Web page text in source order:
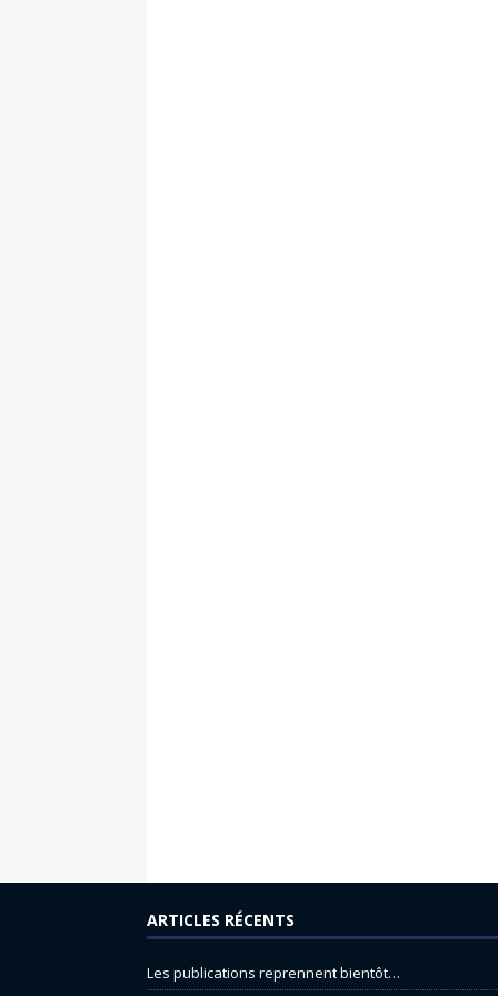
ARTICLES RÉCENTS
Les publications reprennent bientôt…